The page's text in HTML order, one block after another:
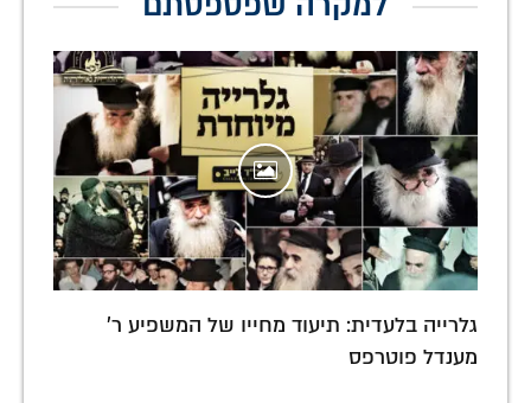
גלרייה בלעדית: תיעוד מחייו של המשפיע ר'
מענדל פוטרפס